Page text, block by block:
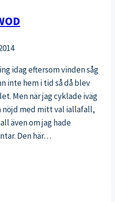
idag eftersom vinden såg
inte hem i tid så då blev
Men när jag cyklade iväg
nöjd med mitt val iallafall,
även om jag hade
Den här…